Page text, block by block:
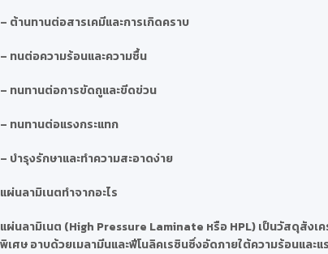
– ต้านทานต่อสารเคมีและการเกิดคราบ
– ทนต่อความร้อนและความชื้น
– ทนทานต่อการขัดถูและขีดข่วน
– ทนทานต่อแรงกระแทก
– บำรุงรักษาและทำความสะอาดง่าย
แผ่นลามิเนตทำจากอะไร
แผ่นลามิเนต (High Pressure Laminate หรือ HPL) เป็นวัสดุสัง
พิเศษ อาบด้วยเมลามีนและฟีโนลิคเรซินซึ่งอัดภายใต้ความร้อนแ